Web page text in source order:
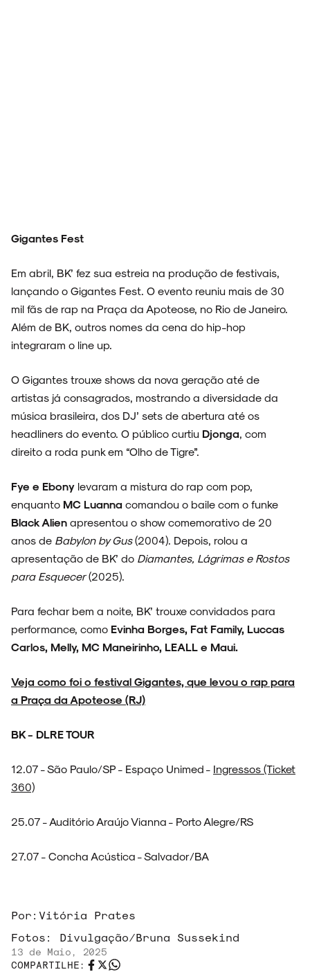
Gigantes Fest
Em abril, BK’ fez sua estreia na produção de festivais,
lançando o Gigantes Fest. O evento reuniu mais de 30
mil fãs de rap na Praça da Apoteose, no Rio de Janeiro.
Além de BK, outros nomes da cena do hip-hop
integraram o line up.
O Gigantes trouxe shows da nova geração até de
artistas já consagrados, mostrando a diversidade da
música brasileira, dos DJ’ sets de abertura até os
headliners do evento. O público curtiu Djonga, com
direito a roda punk em “Olho de Tigre”.
Fye e Ebony levaram a mistura do rap com pop,
enquanto MC Luanna comandou o baile com o funke
Black Alien apresentou o show comemorativo de 20
anos de Babylon by Gus(2004). Depois, rolou a
apresentação de BK’ do Diamantes, Lágrimas e Rostos
para Esquecer(2025).
Para fechar bem a noite, BK’ trouxe convidados para
performance, como Evinha Borges, Fat Family, Luccas
Carlos, Melly, MC Maneirinho, LEALL e Maui.
Veja como foi o festival Gigantes, que levou o rap para
a Praça da Apoteose (RJ)
BK - DLRE TOUR
12.07 - São Paulo/SP - Espaço Unimed - Ingressos (Ticket
360)
25.07 - Auditório Araújo Vianna - Porto Alegre/RS
27.07 - Concha Acústica - Salvador/BA
Por: Vitória Prates
Fotos: Divulgação/Bruna Sussekind
13 de Maio, 2025
COMPARTILHE: